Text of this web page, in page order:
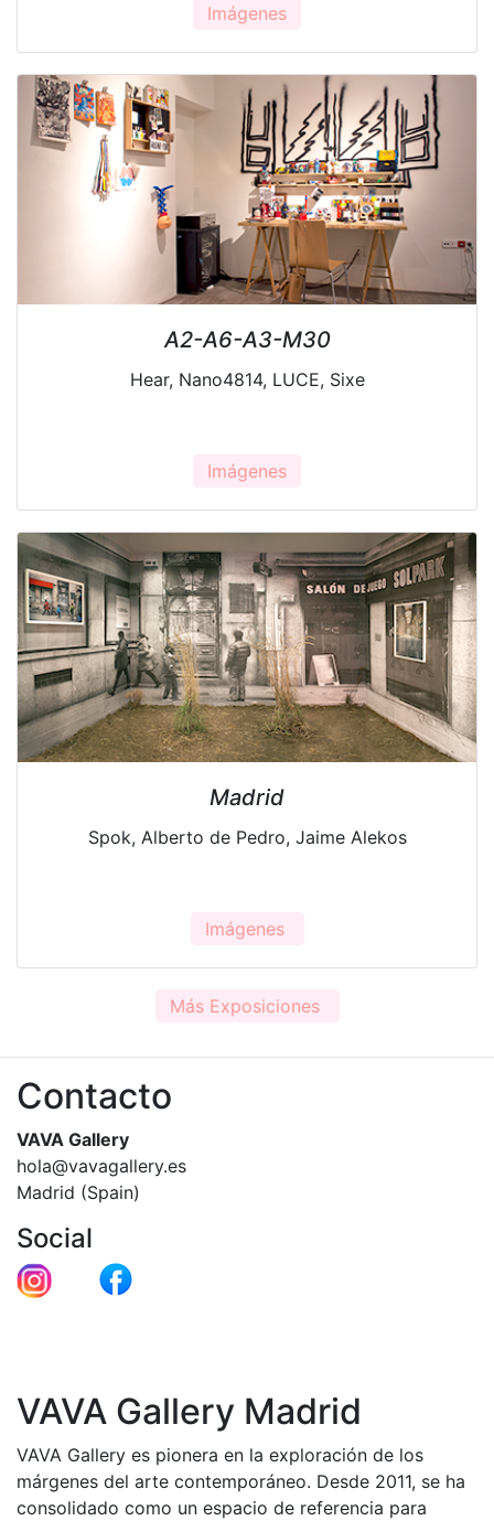
Imágenes
A2-A6-A3-M30
Hear, Nano4814, LUCE, Sixe
Imágenes
Madrid
Spok, Alberto de Pedro, Jaime Alekos
Imágenes
Más Exposiciones
Contacto
VAVA Gallery
hola@vavagallery.es
Madrid (Spain)
Social
VAVA Gallery Madrid
VAVA Gallery es pionera en la exploración de los
márgenes del arte contemporáneo. Desde 2011, se ha
consolidado como un espacio de referencia para